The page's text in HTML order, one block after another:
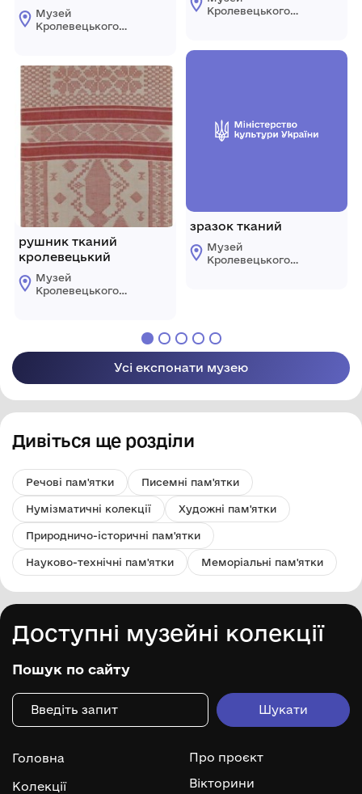
Музей
Кролевецького
міської ради
рушник тканий
кролевецький
Музей
Кролевецького
Кролевецького
міської ради
зразок тканий
Музей
Кролевецького
Усі експонати музею
Дивіться ще розділи
Речові пам'ятки Писемні пам'ятки
Нумізматичні колекції Художні пам'ятки
Природничо-історичні пам'ятки
Науково-технічні пам'ятки Меморіальні пам'ятки
Доступні музейні колекції
Пошук по сайту
Головна
Колекції
Про проєкт
Вікторини